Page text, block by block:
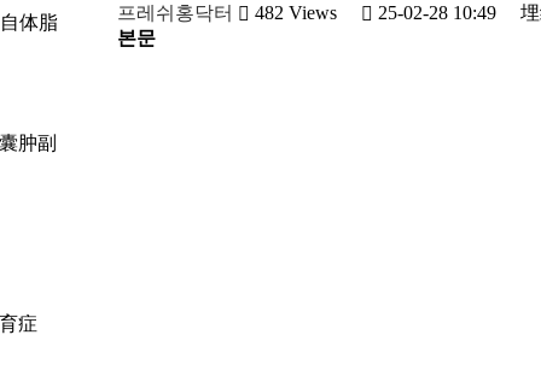
体脂
肿副
症
프레쉬홍닥터
482 Views 25-02-28 10:49
본문